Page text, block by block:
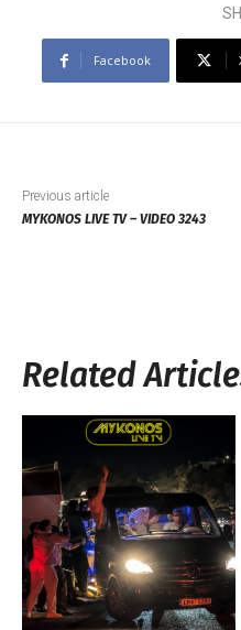
Facebook
Previous article
MYKONOS LIVE TV – VIDEO 3243
Related